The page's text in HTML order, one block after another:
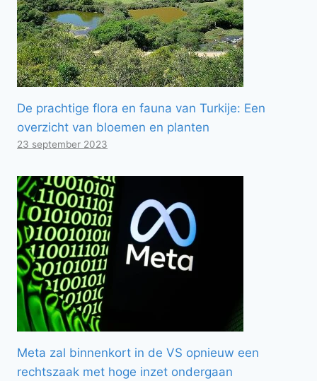
De prachtige flora en fauna van Turkije: Een
overzicht van bloemen en planten
23 september 2023
Meta zal binnenkort in de VS opnieuw een
rechtszaak met hoge inzet ondergaan